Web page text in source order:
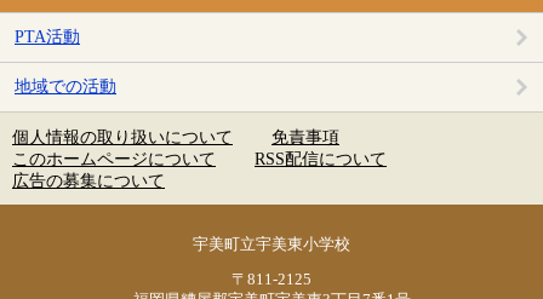
PTA活動
地域での活動
個人情報の取り扱いについて
免責事項
このホームページについて
RSS配信について
広告の募集について
宇美町立宇美東小学校
〒811-2125